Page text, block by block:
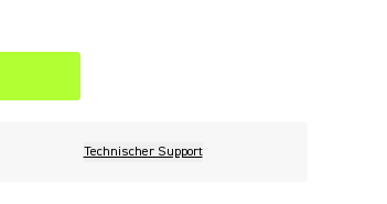
Technischer Support